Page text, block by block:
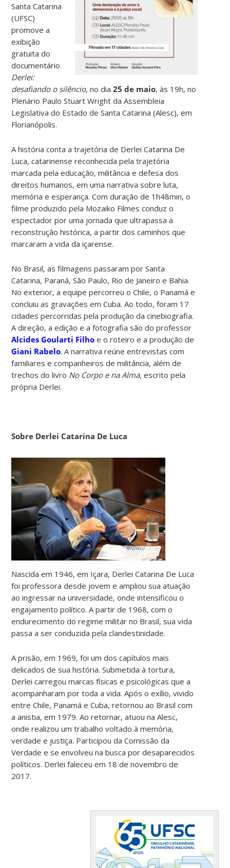
Santa Catarina
(UFSC)
promove a
exibição
gratuita do
documentário
Derlei:
desafiando o silêncio, no dia25 de maio, às 19h, no
Plenário Paulo Stuart Wright da Assembleia
Legislativa do Estado de Santa Catarina (Alesc), em
Florianópolis.
A história conta a trajetória de Derlei Catarina De
Luca, catarinense reconhecida pela trajetória
marcada pela educação, militância e defesa dos
direitos humanos, em uma narrativa sobre luta,
memória e esperança. Com duração de 1h48min, o
filme produzido pela Mozaiko Filmes conduz o
espectador por uma jornada que ultrapassa a
reconstrução histórica, a partir dos caminhos que
marcaram a vida da içarense.
No Brasil, as filmagens passaram por Santa
Catarina, Paraná, São Paulo, Rio de Janeiro e Bahia.
No exterior, a equipe percorreu o Chile, o Panamá e
concluiu as gravações em Cuba. Ao todo, foram 17
cidades percorridas pela produção da cinebiografia.
A direção, a edição e a fotografia são do professor
Alcides Goularti Filho e o roteiro e a produção de
Giani Rabelo. A narrativa reúne entrevistas com
familiares e companheiros de militância, além de
trechos do livro No Corpo e na Alma, escrito pela
própria Derlei.
Sobre Derlei Catarina De Luca
Nascida em 1946, em Içara, Derlei Catarina De Luca
foi professora desde jovem e ampliou sua atuação
ao ingressar na universidade, onde intensificou o
engajamento político. A partir de 1968, com o
endurecimento do regime militar no Brasil, sua vida
passa a ser conduzida pela clandestinidade.
A prisão, em 1969, foi um dos capítulos mais
delicados de sua história. Submetida à tortura,
Derlei carregou marcas físicas e psicológicas que a
acompanharam por toda a vida. Após o exílio, vivido
entre Chile, Panamá e Cuba, retornou ao Brasil com
a anistia, em 1979. Ao retornar, atuou na Alesc,
onde realizou um trabalho voltado à memória,
verdade e justiça. Participou da Comissão da
Verdade e se envolveu na busca por desaparecidos
políticos. Derlei faleceu em 18 de novembro de
2017.